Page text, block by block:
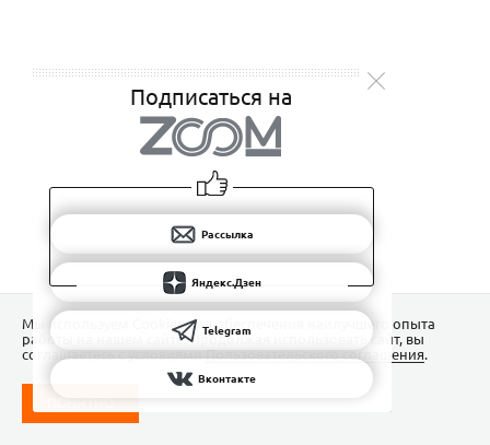
Подписаться на
Рассылка
Яндекс.Дзен
Telegram
Вконтакте
Мы используем Сookies для обеспечения наилучшего опыта
работы на нашем сайте. Продолжая использовать сайт, вы
соглашаетесь с условиямиПользовательского соглашения.
ПОНЯТНО